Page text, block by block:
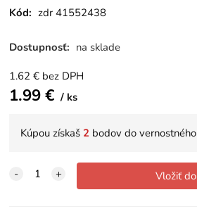
Kód: zdr 41552438
Dostupnosť: na sklade
1.62 € bez DPH
1.99€ ks
Kúpou získaš 2 bodov do